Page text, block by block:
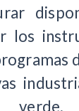
los